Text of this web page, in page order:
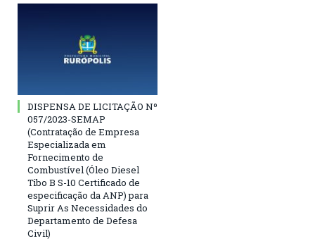
DISPENSA DE LICITAÇÃO Nº
057/2023-SEMAP
(Contratação de Empresa
Especializada em
Fornecimento de
Combustível (Óleo Diesel
Tibo B S-10 Certificado de
especificação da ANP) para
Suprir As Necessidades do
Departamento de Defesa
Civil)